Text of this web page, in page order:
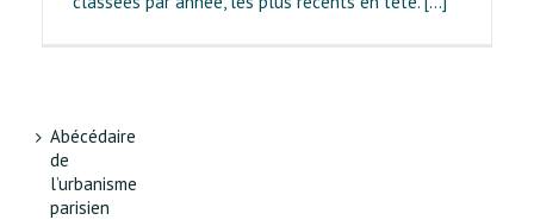
Abécédaire
de
l’urbanisme
parisien